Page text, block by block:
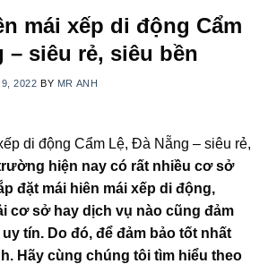
mái xếp di động Cẩm
– siêu rẻ, siêu bền
2022 BY MR ANH
di động Cẩm Lệ, Đà Nẵng – siêu rẻ,
hiện nay có rất nhiều cơ sở
đặt mái hiên mái xếp di động,
cơ sở hay dịch vụ nào cũng đảm
tín. Do đó, để đảm bảo tốt nhất
Hãy cùng chúng tôi tìm hiểu theo